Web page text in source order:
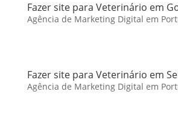
Fazer site para Veterinário em
Agência de Marketing Digital em
Fazer site para Veterinário em
Agência de Marketing Digital em